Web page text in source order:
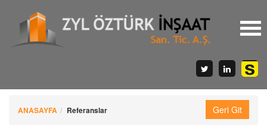
ANASAYFA Referanslar